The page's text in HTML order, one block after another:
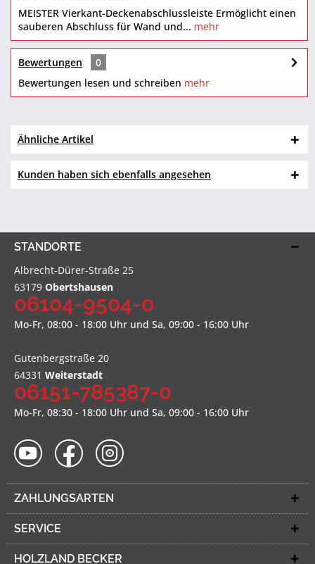
MEISTER Vierkant-Deckenabschlussleiste Ermöglicht einen
sauberen Abschluss für Wand und... mehr
Bewertungen
0
Bewertungen lesen und schreiben mehr
Ähnliche Artikel
Kunden haben sich ebenfalls angesehen
STANDORTE
Albrecht-Dürer-Straße 25
63179 Obertshausen
06104-9504-0
Mo-Fr, 08:00 - 18:00 Uhr und Sa, 09:00 - 16:00 Uhr
Gutenbergstraße 20
64331 Weiterstadt
06151-785387-0
Mo-Fr, 08:30 - 18:00 Uhr und Sa, 09:00 - 16:00 Uhr
ZAHLUNGSARTEN
SERVICE
HOLZLAND BECKER